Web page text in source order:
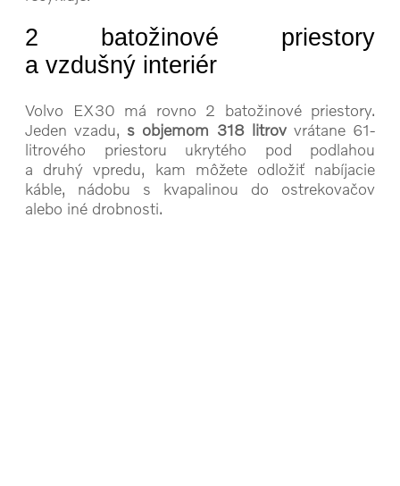
2 batožinové priestory
a vzdušný interiér
Volvo EX30 má rovno 2 batožinové priestory.
Jeden vzadu, s objemom 318 litrov vrátane 61-
litrového priestoru ukrytého pod podlahou
a druhý vpredu, kam môžete odložiť nabíjacie
káble, nádobu s kvapalinou do ostrekovačov
alebo iné drobnosti.